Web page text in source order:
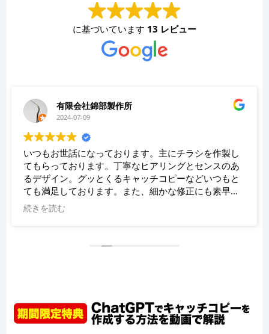
に基づいています 13 レビュー
有限会社錦部製作所
2024-07-09
いつもお世話になっております。主にチラシを作製し
てもらっております。丁寧なヒアリングとセンスのあ
るデザイン。グッとくるキャッチコピーなどいつもと
ても満足しております。また、細かな修正にも素早く
対応していただき、助かっております。
続きを読む